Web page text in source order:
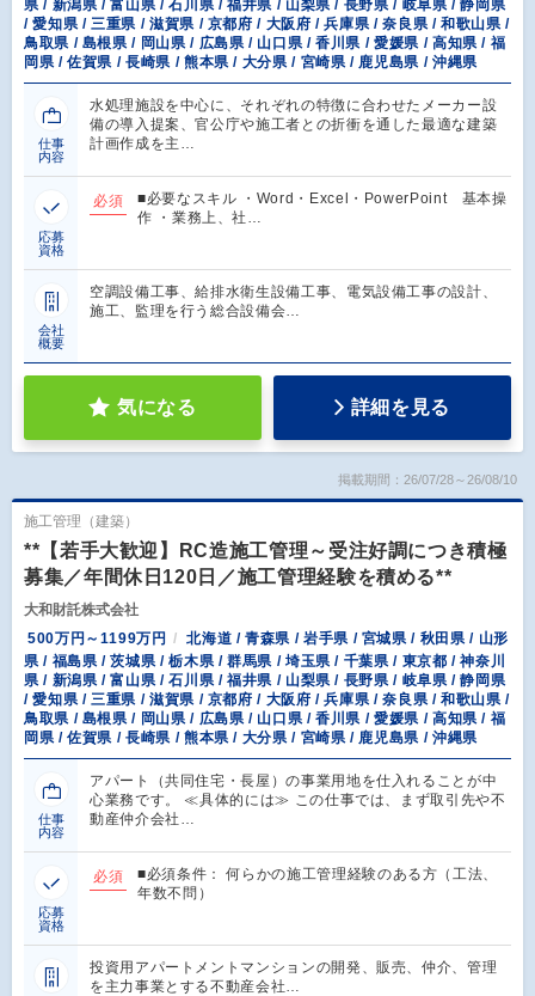
県 / 新潟県 / 富山県 / 石川県 / 福井県 / 山梨県 / 長野県 / 岐阜県 / 静岡県
/ 愛知県 / 三重県 / 滋賀県 / 京都府 / 大阪府 / 兵庫県 / 奈良県 / 和歌山県 /
鳥取県 / 島根県 / 岡山県 / 広島県 / 山口県 / 香川県 / 愛媛県 / 高知県 / 福
岡県 / 佐賀県 / 長崎県 / 熊本県 / 大分県 / 宮崎県 / 鹿児島県 / 沖縄県
仕事
内容
水処理施設を中心に、それぞれの特徴に合わせたメーカー設
備の導入提案、官公庁や施工者との折衝を通した最適な建築
計画作成を主…
応募
資格
必須
■必要なスキル ・Word・Excel・PowerPoint 基本操
作 ・業務上、社…
会社
概要
空調設備工事、給排水衛生設備工事、電気設備工事の設計、
施工、監理を行う総合設備会…
気になる 詳細を見る
掲載期間：26/07/28～26/08/10
施工管理（建築）
**【若手大歓迎】RC造施工管理～受注好調につき積極
募集／年間休日120日／施工管理経験を積める**
大和財託株式会社
500万円～1199万円
北海道 / 青森県 / 岩手県 / 宮城県 / 秋田県 / 山形
県 / 福島県 / 茨城県 / 栃木県 / 群馬県 / 埼玉県 / 千葉県 / 東京都 / 神奈川
県 / 新潟県 / 富山県 / 石川県 / 福井県 / 山梨県 / 長野県 / 岐阜県 / 静岡県
/ 愛知県 / 三重県 / 滋賀県 / 京都府 / 大阪府 / 兵庫県 / 奈良県 / 和歌山県 /
鳥取県 / 島根県 / 岡山県 / 広島県 / 山口県 / 香川県 / 愛媛県 / 高知県 / 福
岡県 / 佐賀県 / 長崎県 / 熊本県 / 大分県 / 宮崎県 / 鹿児島県 / 沖縄県
仕事
内容
アパート（共同住宅・長屋）の事業用地を仕入れることが中
心業務です。 ≪具体的には≫ この仕事では、まず取引先や不
動産仲介会社…
応募
資格
必須
■必須条件： 何らかの施工管理経験のある方（工法、
年数不問）
投資用アパートメントマンションの開発、販売、仲介、管理
を主力事業とする不動産会社…